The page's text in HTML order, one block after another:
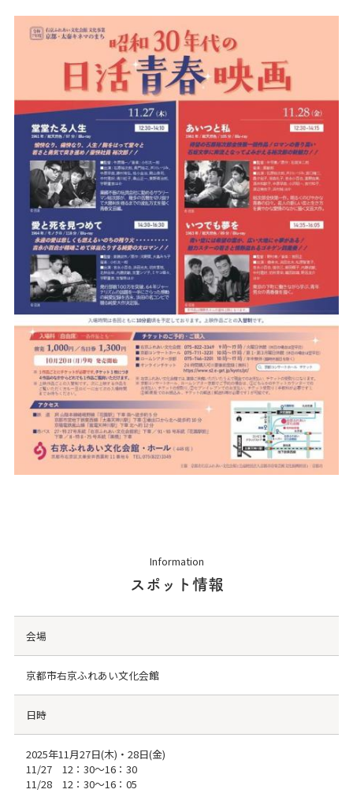
Information
スポット情報
会場
京都市右京ふれあい文化会館
日時
2025年11月27日(木)・28日(金)
11/27 12：30～16：30
11/28 12：30～16：05